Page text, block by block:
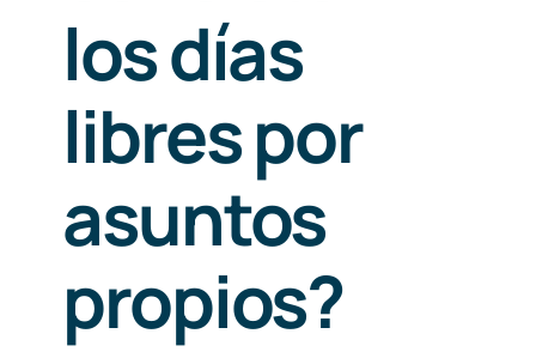
los días
libres por
asuntos
propios?